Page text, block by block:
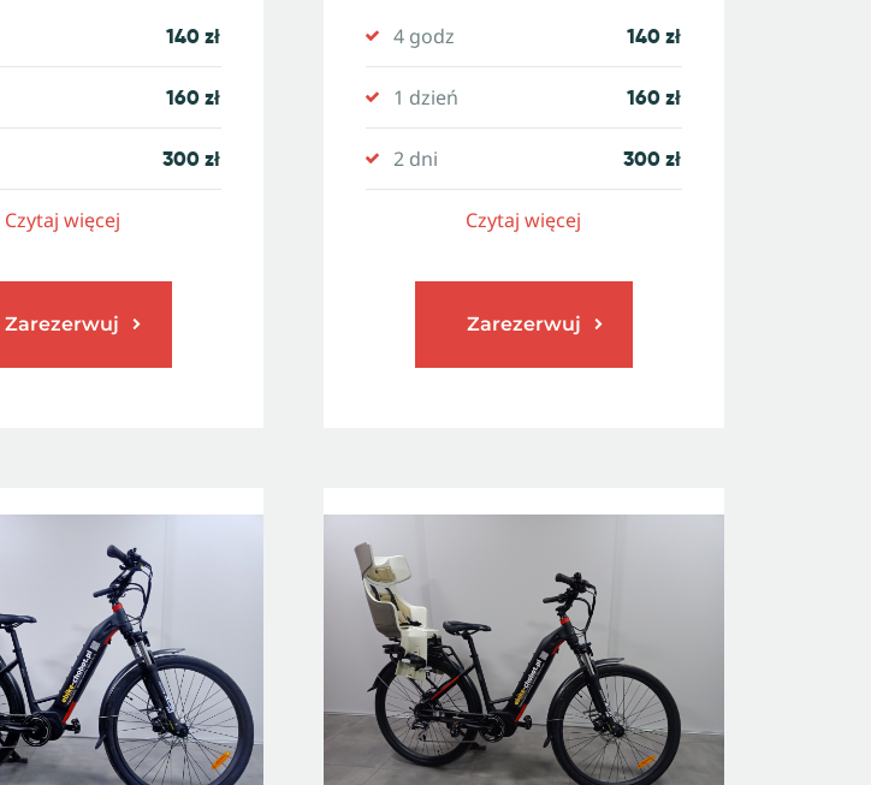
140 zł
160 zł
300 zł
Czytaj więcej
Zarezerwuj
4 godz 140 zł
1 dzień 160 zł
2 dni 300 zł
Czytaj więcej
Zarezerwuj